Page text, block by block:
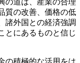
の道は、産業の合理
質の改善、価格の低
諸外国との経済強調
とにあるものと信じ
の積極的な活用をは